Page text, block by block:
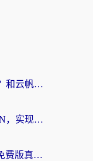
海外党必看：穿梭VPN好用吗？和云帆VPN对比哪个回国效果更好？附真实测评+避坑指南
海外党必看：如何选对国内VPN，实现无缝访问国内资源？
海外党必看：加速器下载永久免费版真的存在吗？教你无缝访问国内资源的正确姿势